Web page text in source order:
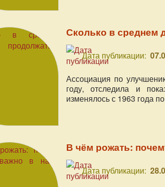
Сколько в среднем
Дата публикации:
Ассоциация по
году, отследила и
изменялось с 1963 года
В чём рожать:
Дата публикации: